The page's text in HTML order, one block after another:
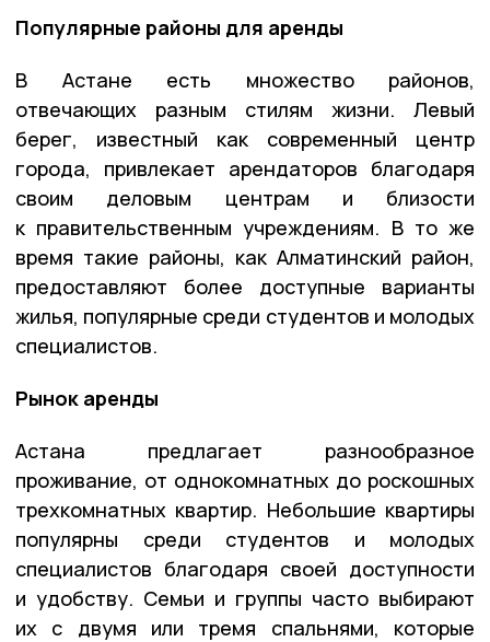
Популярные районы для аренды
В Астане есть множество районов,
отвечающих разным стилям жизни. Левый
берег, известный как современный центр
города, привлекает арендаторов благодаря
своим деловым центрам и близости
к правительственным учреждениям. В то же
время такие районы, как Алматинский район,
предоставляют более доступные варианты
жилья, популярные среди студентов и молодых
специалистов.
Рынок аренды
Астана предлагает разнообразное
проживание, от однокомнатных до роскошных
трехкомнатных квартир. Небольшие квартиры
популярны среди студентов и молодых
специалистов благодаря своей доступности
и удобству. Семьи и группы часто выбирают
их с двумя или тремя спальнями, которые